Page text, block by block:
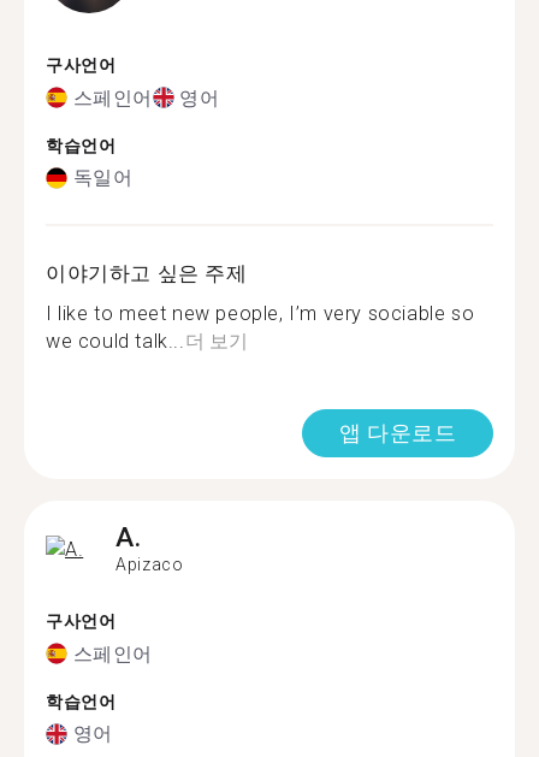
구사언어
스페인어 영어
학습언어
독일어
이야기하고 싶은 주제
I like to meet new people, I’m very sociable so
we could talk...더 보기
앱 다운로드
A.
Apizaco
구사언어
스페인어
학습언어
영어